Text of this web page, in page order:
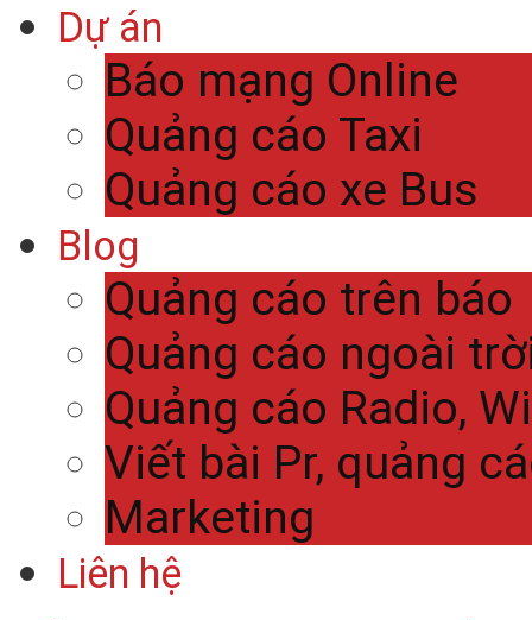
Dự án
Báo mạng Online
Quảng cáo Taxi
Quảng cáo xe Bus
Blog
Quảng cáo trên báo
Quảng cáo ngoài
Quảng cáo Radio,
Viết bài Pr, quảng
Marketing
Liên hệ